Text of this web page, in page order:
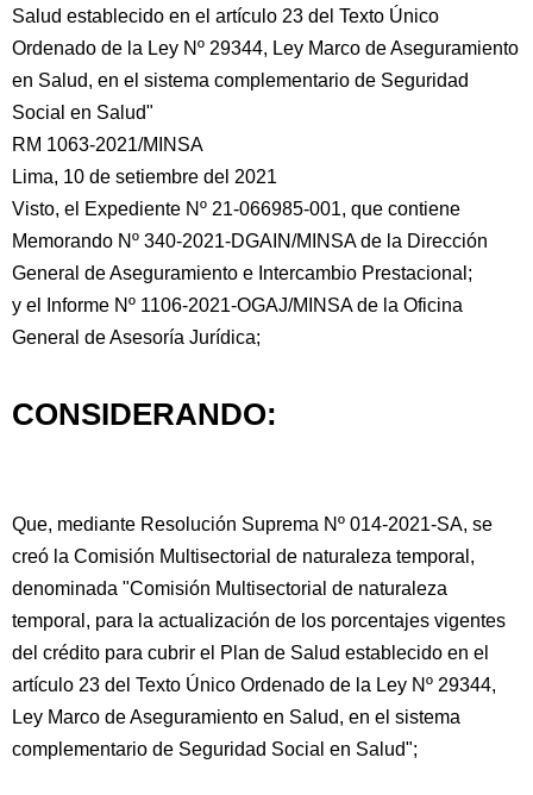
Salud establecido en el artículo 23 del Texto Único
Ordenado de la Ley Nº 29344, Ley Marco de Aseguramiento
en Salud, en el sistema complementario de Seguridad
Social en Salud"
RM 1063-2021/MINSA
Lima, 10 de setiembre del 2021
Visto, el Expediente Nº 21-066985-001, que contiene
Memorando Nº 340-2021-DGAIN/MINSA de la Dirección
General de Aseguramiento e Intercambio Prestacional;
y el Informe Nº 1106-2021-OGAJ/MINSA de la Oficina
General de Asesoría Jurídica;
CONSIDERANDO:
Que, mediante Resolución Suprema Nº 014-2021-SA, se
creó la Comisión Multisectorial de naturaleza temporal,
denominada "Comisión Multisectorial de naturaleza
temporal, para la actualización de los porcentajes vigentes
del crédito para cubrir el Plan de Salud establecido en el
artículo 23 del Texto Único Ordenado de la Ley Nº 29344,
Ley Marco de Aseguramiento en Salud, en el sistema
complementario de Seguridad Social en Salud";